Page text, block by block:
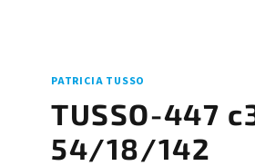
PATRICIA TUSSO
TUSSO-447
54/18/142